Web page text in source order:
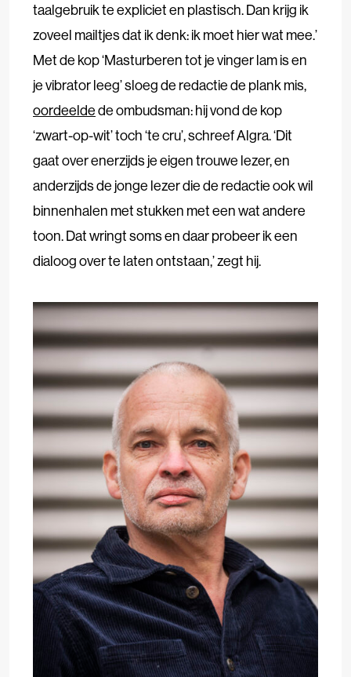
taalgebruik te expliciet en plastisch. Dan krijg ik
zoveel mailtjes dat ik denk: ik moet hier wat mee.’
Met de kop ‘Masturberen tot je vinger lam is en
je vibrator leeg’ sloeg de redactie de plank mis,
oordeeldede ombudsman: hij vond de kop
‘zwart-op-wit’ toch ‘te cru’, schreef Algra. ‘Dit
gaat over enerzijds je eigen trouwe lezer, en
anderzijds de jonge lezer die de redactie ook wil
binnenhalen met stukken met een wat andere
toon. Dat wringt soms en daar probeer ik een
dialoog over te laten ontstaan,’ zegt hij.